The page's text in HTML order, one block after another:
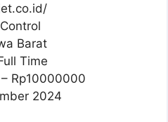
Barat
Time
– Rp10000000
2024